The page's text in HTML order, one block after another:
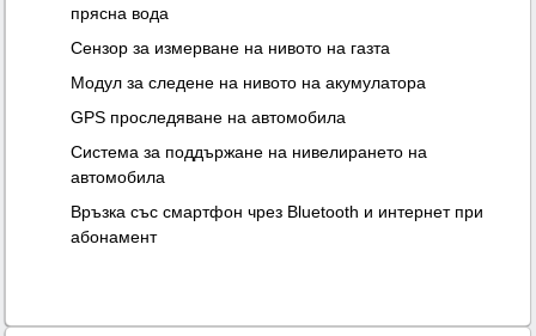
прясна вода
Сензор за измерване на нивото на газта
Модул за следене на нивото на акумулатора
GPS проследяване на автомобила
Система за поддържане на нивелирането на
автомобила
Връзка със смартфон чрез Bluetooth и интернет при
абонамент